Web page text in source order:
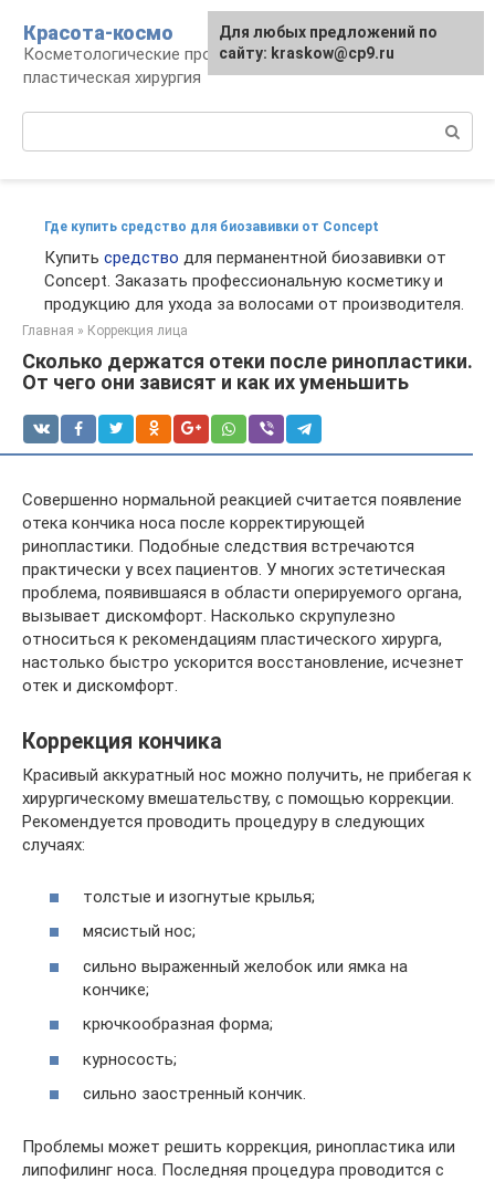
контенту
Красота-космо
Косметологические процедуры,
пластическая хирургия
Где купить средство для биозавивки от Concept
Купить средство для перманентной биозавивки от
Concept. Заказать профессиональную косметику и
продукцию для ухода за волосами от производителя.
Главная » Коррекция лица
Сколько держатся отеки после ринопластики.
От чего они зависят и как их уменьшить
Совершенно нормальной реакцией считается появление
отека кончика носа после корректирующей
ринопластики. Подобные следствия встречаются
практически у всех пациентов. У многих эстетическая
проблема, появившаяся в области оперируемого органа,
вызывает дискомфорт. Насколько скрупулезно
относиться к рекомендациям пластического хирурга,
настолько быстро ускорится восстановление, исчезнет
отек и дискомфорт.
Коррекция кончика
Красивый аккуратный нос можно получить, не прибегая к
хирургическому вмешательству, с помощью коррекции.
Рекомендуется проводить процедуру в следующих
случаях:
толстые и изогнутые крылья;
мясистый нос;
сильно выраженный желобок или ямка на
кончике;
крючкообразная форма;
курносость;
сильно заостренный кончик.
Проблемы может решить коррекция, ринопластика или
липофилинг носа. Последняя процедура проводится с
Для любых предложений по
сайту: kraskow@cp9.ru